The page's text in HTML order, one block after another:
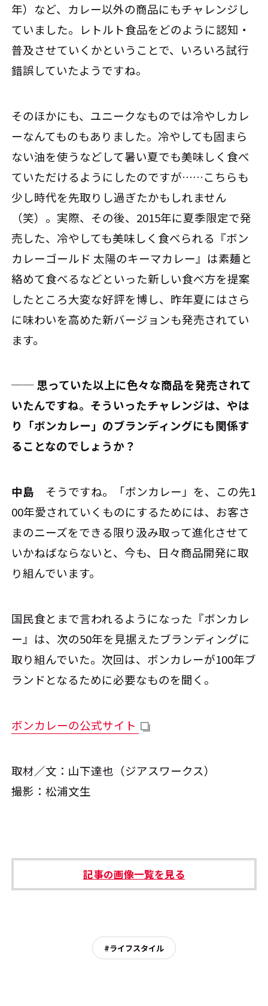
年）など、カレー以外の商品にもチャレンジし
ていました。レトルト食品をどのように認知・
普及させていくかということで、いろいろ試行
錯誤していたようですね。
そのほかにも、ユニークなものでは冷やしカレ
ーなんてものもありました。冷やしても固まら
ない油を使うなどして暑い夏でも美味しく食べ
ていただけるようにしたのですが……こちらも
少し時代を先取りし過ぎたかもしれません
（笑）。実際、その後、2015年に夏季限定で発
売した、冷やしても美味しく食べられる『ボン
カレーゴールド 太陽のキーマカレー』は素麺と
絡めて食べるなどといった新しい食べ方を提案
したところ大変な好評を博し、昨年夏にはさら
に味わいを高めた新バージョンも発売されてい
ます。
── 思っていた以上に色々な商品を発売されて
いたんですね。そういったチャレンジは、やは
り「ボンカレー」のブランディングにも関係す
ることなのでしょうか？
中島 そうですね。「ボンカレー」を、この先1
00年愛されていくものにするためには、お客さ
まのニーズをできる限り汲み取って進化させて
いかねばならないと、今も、日々商品開発に取
り組んでいます。
国民食とまで言われるようになった『ボンカレ
ー』は、次の50年を見据えたブランディングに
取り組んでいた。次回は、ボンカレーが100年ブ
ランドとなるために必要なものを聞く。
ボンカレーの公式サイト
取材／文：山下達也（ジアスワークス）
撮影：松浦文生
記事の画像一覧を見る
#ライフスタイル